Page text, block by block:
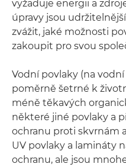
vyžaduje energii a
úpravy jsou
zvážit, jaké možnosti
zakoupit pro svou
Vodní povlaky (na
poměrně šetrné k
méně těkavých
některé jiné povlaky a
ochranu proti skvrnám
UV povlaky a lamináty
ochranu, ale jsou